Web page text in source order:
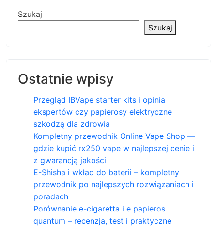
Szukaj
Szukaj
Ostatnie wpisy
Przegląd IBVape starter kits i opinia
ekspertów czy papierosy elektryczne
szkodzą dla zdrowia
Kompletny przewodnik Online Vape Shop —
gdzie kupić rx250 vape w najlepszej cenie i
z gwarancją jakości
E-Shisha i wkład do baterii – kompletny
przewodnik po najlepszych rozwiązaniach i
poradach
Porównanie e-cigaretta i e papieros
quantum – recenzja, test i praktyczne